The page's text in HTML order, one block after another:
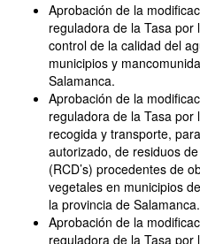
Aprobación de la
reguladora de la Tasa
control de la calidad del
municipios y
Salamanca.
Aprobación de la
reguladora de la Tasa
recogida y transporte,
autorizado, de residuos
(RCD’s) procedentes de
vegetales en municipios
la provincia de Salamanca.
Aprobación de la
reguladora de la Tasa por